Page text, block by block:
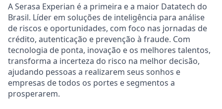
A Serasa Experian é a primeira e a maior Datatech do
Brasil. Líder em soluções de inteligência para análise
de riscos e oportunidades, com foco nas jornadas de
crédito, autenticação e prevenção à fraude. Com
tecnologia de ponta, inovação e os melhores talentos,
transforma a incerteza do risco na melhor decisão,
ajudando pessoas a realizarem seus sonhos e
empresas de todos os portes e segmentos a
prosperarem.